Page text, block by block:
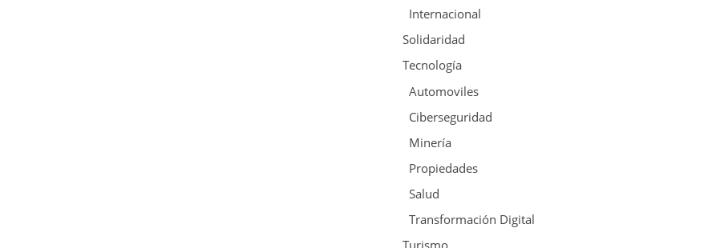
Internacional
Solidaridad
Tecnología
Automoviles
Ciberseguridad
Minería
Propiedades
Salud
Transformación Digital
Turismo